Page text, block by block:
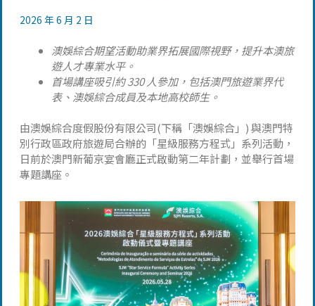
2026 年 6 月 2 日
澳娛綜合期望活動助業界拓展國際視野，提升本澳旅
遊人才專業水平。
首場講座吸引約 330 人參加，包括澳門旅遊業界代
表、澳娛綜合成員及本地高校師生。
由澳娛綜合度假股份有限公司(下稱「澳娛綜合」) 與澳門特
別行政區政府旅遊局合辦的「星級服務方程式」系列活動，
日前於澳門新葡京宴會廳正式啟動第二年計劃，並舉行首場
專題講座。